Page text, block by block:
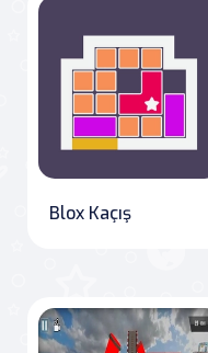
Blox Kaçış